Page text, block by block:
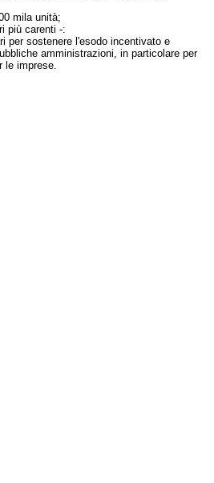
mila unità;
più carenti -:
per sostenere l'esodo incentivato e
amministrazioni, in particolare per
imprese.